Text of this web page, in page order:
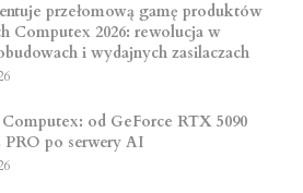
przełomową gamę produktów
Computex 2026: rewolucja w
i wydajnych zasilaczach
od GeForce RTX 5090
PRO po serwery AI